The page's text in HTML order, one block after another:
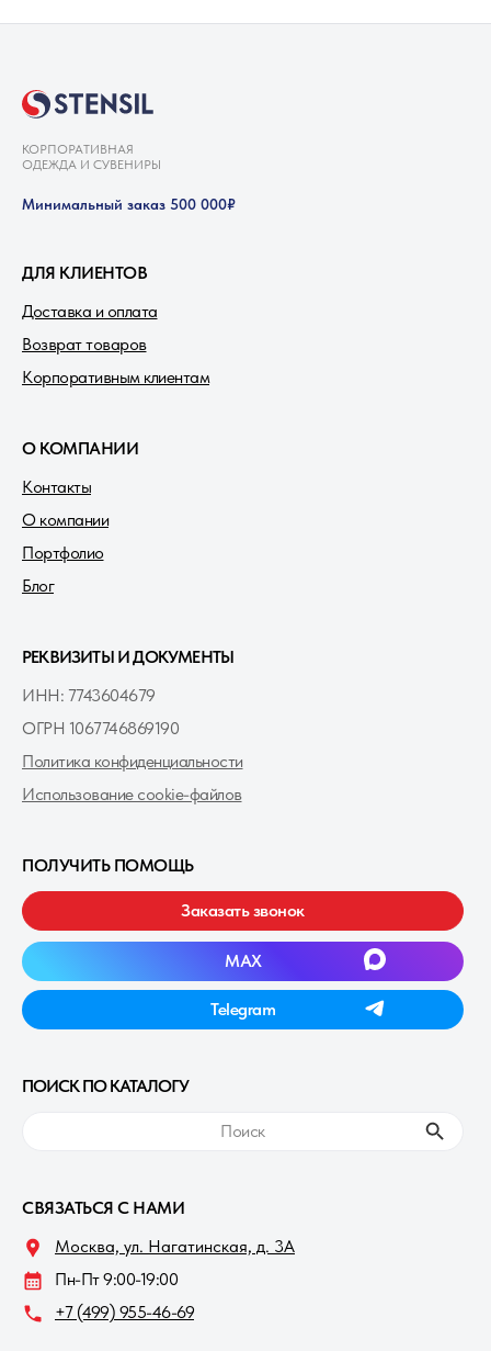
КОРПОРАТИВНАЯ
ОДЕЖДА И СУВЕНИРЫ
Минимальный заказ 500 000₽
Москва, ул. Нагатинская, д. 3A
Пн-Пт 9:00-19:00
Доставка и оплата
ДЛЯ КЛИЕНТОВ
Возврат товаров
+7 (499) 955-46-69
Корпоративным клиентам
СВЯЗАТЬСЯ С НАМИ
Заказать звонок
MAXㅤ
ПОЛУЧИТЬ ПОМОЩЬ
ㅤПоискㅤ
ИНН: 7743604679
О КОМПАНИИ
Портфолио
Блог
О компании
Контакты
ОГРН 1067746869190
ПОИСК ПО КАТАЛОГУ
РЕКВИЗИТЫ И ДОКУМЕНТЫ
Политика конфиденциальности
Использование cookie-файлов
Telegramㅤ